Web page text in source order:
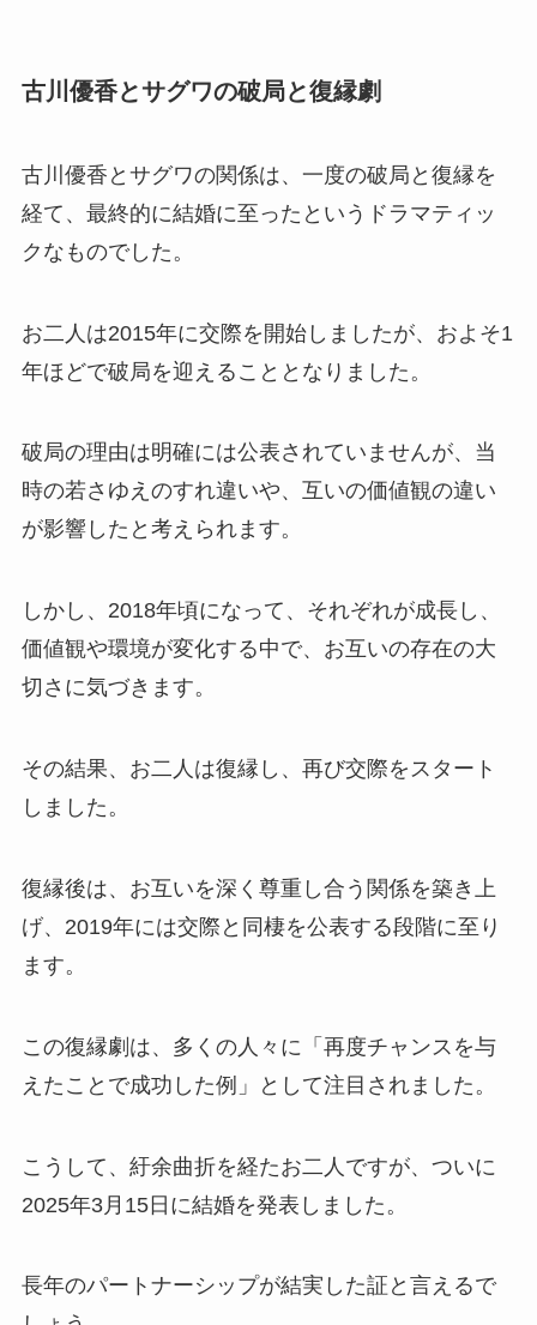
古川優香とサグワの破局と復縁劇
古川優香とサグワの関係は、一度の破局と復縁を
経て、最終的に結婚に至ったというドラマティッ
クなものでした。
お二人は2015年に交際を開始しましたが、およそ1
年ほどで破局を迎えることとなりました。
破局の理由は明確には公表されていませんが、当
時の若さゆえのすれ違いや、互いの価値観の違い
が影響したと考えられます。
しかし、2018年頃になって、それぞれが成長し、
価値観や環境が変化する中で、お互いの存在の大
切さに気づきます。
その結果、お二人は復縁し、再び交際をスタート
しました。
復縁後は、お互いを深く尊重し合う関係を築き上
げ、2019年には交際と同棲を公表する段階に至り
ます。
この復縁劇は、多くの人々に「再度チャンスを与
えたことで成功した例」として注目されました。
こうして、紆余曲折を経たお二人ですが、ついに
2025年3月15日に結婚を発表しました。
長年のパートナーシップが結実した証と言えるで